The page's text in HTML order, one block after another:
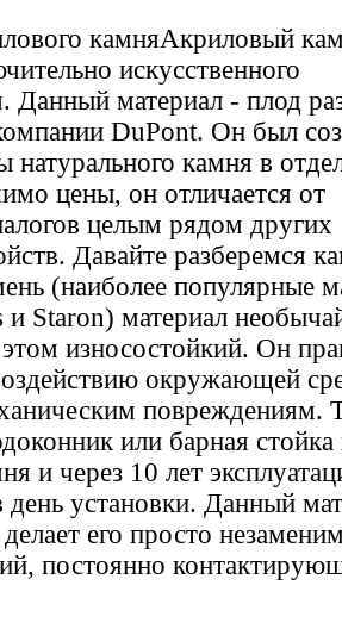
Акриловый
искусственного
Данный материал - плод
DuPont. Он был
натурального камня в
цены, он отличается от
целым рядом других
Давайте разберемся
(наиболее популярные
Staron) материал
износостойкий. Он
окружающей
повреждениям.
или барная стойка
и через 10 лет
день установки. Данный
его просто
постоянно